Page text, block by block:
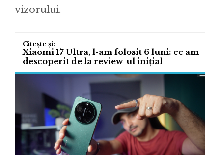
vizorului.
Xiaomi 17 Ultra, l-am folosit 6 luni: ce am
descoperit de la review-ul inițial